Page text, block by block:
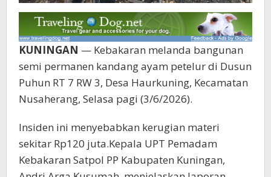
KUNINGAN — Kebakaran melanda bangunan
semi permanen kandang ayam petelur di Dusun
Puhun RT 7 RW 3, Desa Haurkuning, Kecamatan
Nusaherang, Selasa pagi (3/6/2026).
Insiden ini menyebabkan kerugian materi
sekitar Rp120 juta.Kepala UPT Pemadam
Kebakaran Satpol PP Kabupaten Kuningan,